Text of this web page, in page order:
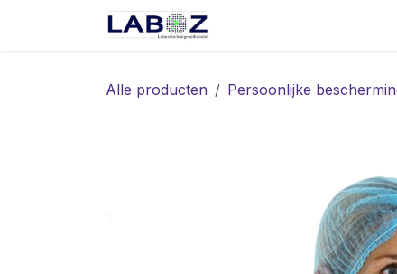
Alle producten Persoonlijke